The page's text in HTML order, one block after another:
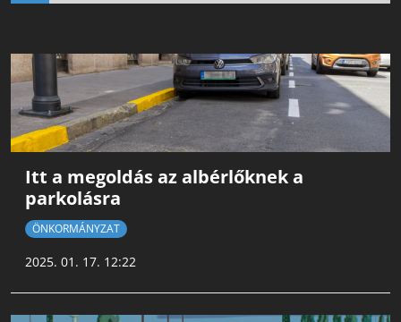
Itt a megoldás az albérlőknek a
parkolásra
ÖNKORMÁNYZAT
2025. 01. 17. 12:22